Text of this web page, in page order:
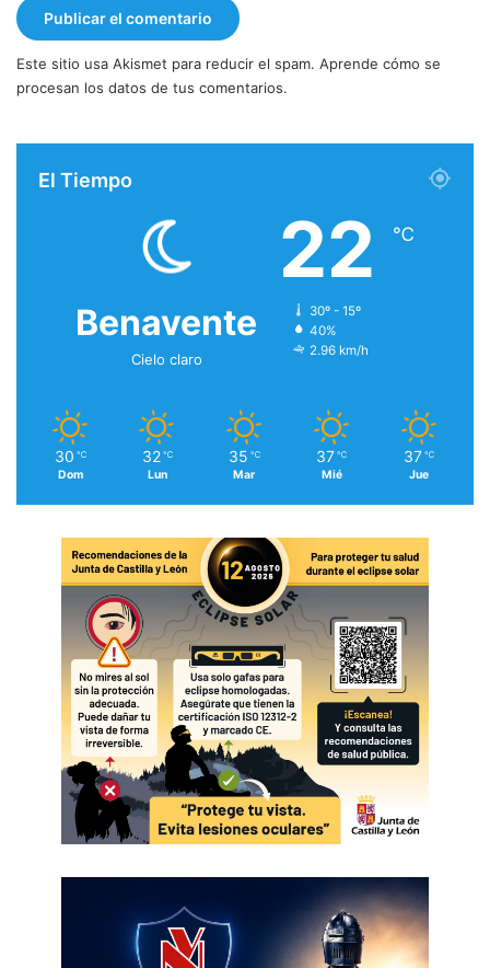
Este sitio usa Akismet para reducir el spam. Aprende cómo se
procesan los datos de tus comentarios.
El Tiempo
Benavente
Cielo claro
22 ℃
30º - 15º
40%
2.96 km/h
30 ℃
Dom
32 ℃
Lun
35 ℃
Mar
37 ℃
Mié
37 ℃
Jue